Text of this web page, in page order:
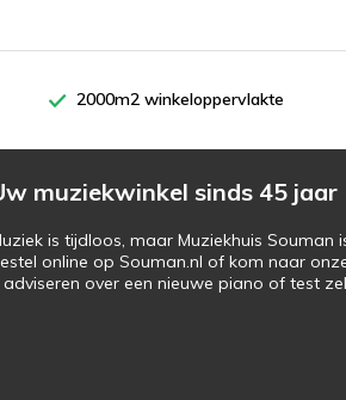
2000m2 winkeloppervlakte
muziekwinkel sinds 45 jaar
is tijdloos, maar Muziekhuis
online op Souman.nl of kom naar
adviseren over een nieuwe piano of test